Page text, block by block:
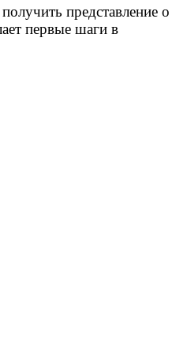
представление о
первые шаги в